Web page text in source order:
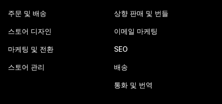
주문 및 배송
스토어 디자인
마케팅 및 전환
스토어 관리
상향 판매 및 번들
이메일 마케팅
SEO
배송
통화 및 번역